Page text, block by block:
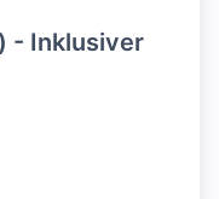
- Inklusiver